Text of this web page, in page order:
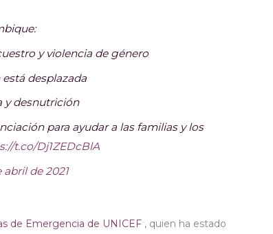
y violencia de género
desplazada
y desnutrición
para ayudar a las familias y los
t.co/Dj1ZEDcBlA
abril de 2021
de Emergencia de UNICEF , quien ha estado